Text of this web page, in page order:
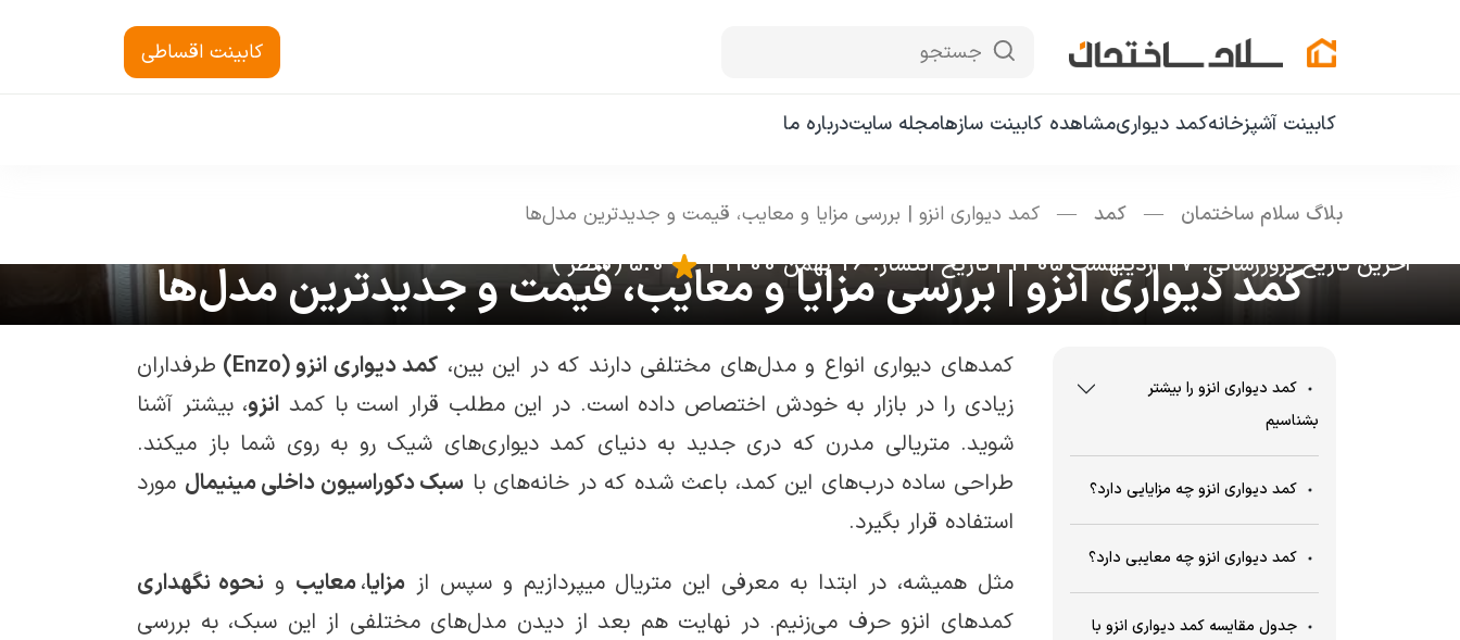
جستجو کابینت اقساطی
کابینت آشپزخانهکمد دیواریمشاهده کابینت سازهامجله سایتدرباره ما
بلاگ سلام ساختمان — کمد — کمد دیواری انزو | بررسی مزایا و معایب، قیمت و جدیدترین مدل‌ها
کمد دیواری انزو | بررسی مزایا و معایب، قیمت و جدیدترین مدل‌هاآخرین تاریخ بروزرسانی: 27 اردیبهشت 1405 |تاریخ انتشار: 16 بهمن 1400 |
5.0 (0 نظر )
کمد دیواری انزو را بیشتر
بشناسیم
کمد دیواری انزو چه مزایایی دارد؟
کمد دیواری انزو چه معایبی دارد؟
جدول مقایسه کمد دیواری انزو با
کمدهای دیواری انواع و مدل­‌های مختلفی دارند که در این بین، کمد دیواری انزو (Enzo)
طرفداران
زیادی را در بازار به خودش اختصاص داده است. در این مطلب قرار است با کمد انزو، بیشتر آشنا
شوید. متریالی مدرن که دری جدید به دنیای کمد دیواری‌های شیک رو به روی شما باز می­کند.
طراحی ساده درب‌های این کمد، باعث شده که در خانه‌های با سبک دکوراسیون داخلی مینیمال مورد
استفاده قرار بگیرد.
مثل همیشه، در ابتدا به معرفی این متریال می­پردازیم و سپس ازمزایا،معایب ونحوه نگهداری
کمدهای انزو حرف می‌­زنیم. در نهایت هم بعد از دیدن مدل­‌های مختلفی از این سبک، به بررسی